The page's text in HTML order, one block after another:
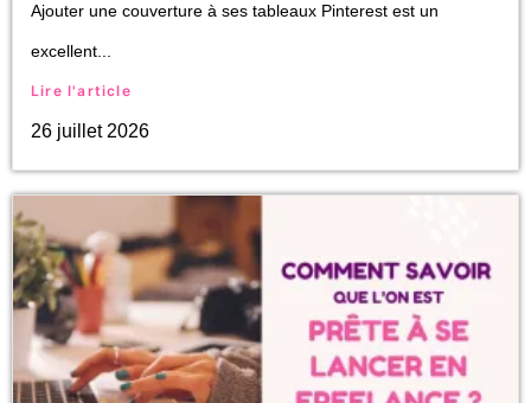
Ajouter une couverture à ses tableaux Pinterest est un
excellent...
Lire l'article
26 juillet 2026